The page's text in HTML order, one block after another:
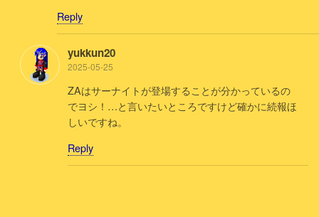
Reply
yukkun20
2025-05-25
ZAはサーナイトが登場することが分かっているの
でヨシ！…と言いたいところですけど確かに続報ほ
しいですね。
Reply